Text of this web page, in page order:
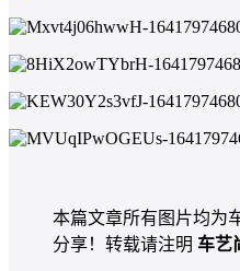
本篇文章所有图片均为
分享！转载请注明 车艺